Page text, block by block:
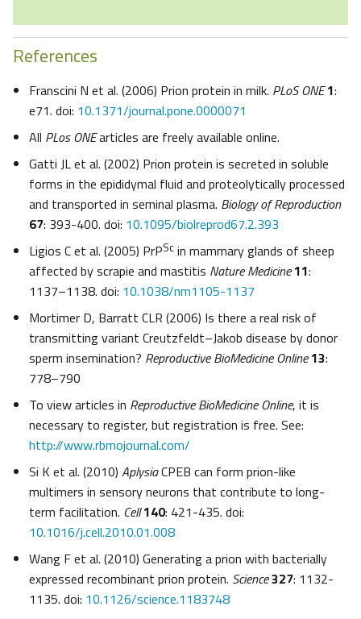
References
Franscini N et al. (2006) Prion protein in milk. PLoS ONE1:
e71. doi: 10.1371/journal.pone.0000071
All PLos ONEarticles are freely available online.
Gatti JL et al. (2002) Prion protein is secreted in soluble
forms in the epididymal fluid and proteolytically processed
and transported in seminal plasma. Biology of Reproduction
67: 393-400. doi: 10.1095/biolreprod67.2.393
Ligios C et al. (2005) PrPSc in mammary glands of sheep
affected by scrapie and mastitis Nature Medicine11:
1137–1138. doi: 10.1038/nm1105-1137
Mortimer D, Barratt CLR (2006) Is there a real risk of
transmitting variant Creutzfeldt–Jakob disease by donor
sperm insemination? Reproductive BioMedicine Online13:
778–790
To view articles in Reproductive BioMedicine Online, it is
necessary to register, but registration is free. See:
http://www.rbmojournal.com/
Si K et al. (2010) AplysiaCPEB can form prion-like
multimers in sensory neurons that contribute to long-
term facilitation. Cell140: 421-435. doi:
10.1016/j.cell.2010.01.008
Wang F et al. (2010) Generating a prion with bacterially
expressed recombinant prion protein. Science327: 1132-
1135. doi: 10.1126/science.1183748